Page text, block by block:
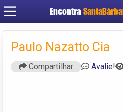
Encontra
Criar
Paulo Nazatto Cia
Compartilhar Avalie!